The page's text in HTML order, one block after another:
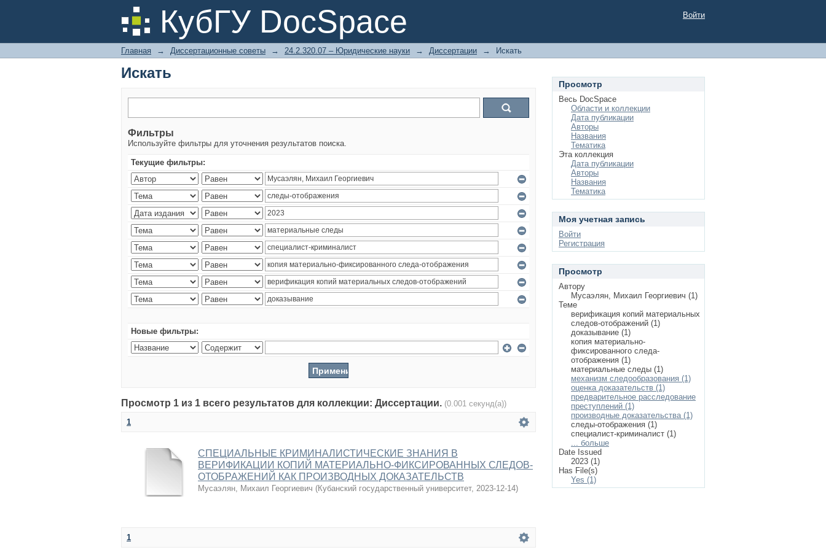
КубГУ DocSpace
Искать Войти
Главная → Диссертационные советы → 24.2.320.07 – Юридические науки → Диссертации → Искать
Искать
Фильтры
Используйте фильтры для уточнения результатов поиска.
Текущие фильтры:
Новые фильтры:
Просмотр 1 из 1 всего результатов для коллекции: Диссертации. (0.001 секунд(а))
1
СПЕЦИАЛЬНЫЕ КРИМИНАЛИСТИЧЕСКИЕ ЗНАНИЯ В
ВЕРИФИКАЦИИ КОПИЙ МАТЕРИАЛЬНО-ФИКСИРОВАННЫХ СЛЕДОВ-
ОТОБРАЖЕНИЙ КАК ПРОИЗВОДНЫХ ДОКАЗАТЕЛЬСТВ
Мусаэлян, Михаил Георгиевич (Кубанский государственный университет, 2023-12-14)
1
Просмотр
Весь DocSpace
Области и коллекции
Дата публикации
Авторы
Названия
Тематика
Эта коллекция
Дата публикации
Авторы
Названия
Тематика
Моя учетная запись
Войти
Регистрация
Просмотр
Автору
Мусаэлян, Михаил Георгиевич (1)
Теме
верификация копий материальных
следов-отображений (1)
доказывание (1)
копия материально-
фиксированного следа-
отображения (1)
материальные следы (1)
механизм следообразования (1)
оценка доказательств (1)
предварительное расследование
преступлений (1)
производные доказательства (1)
следы-отображения (1)
специалист-криминалист (1)
... больше
Date Issued
2023 (1)
Has File(s)
Yes (1)